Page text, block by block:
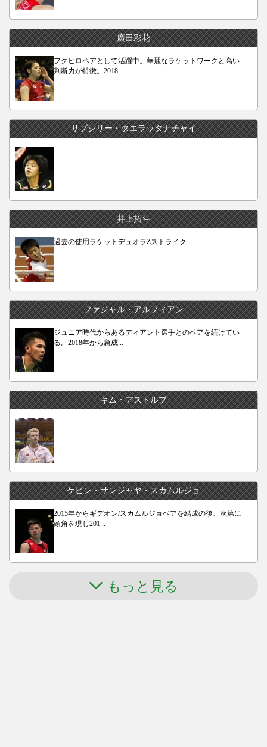
廣田彩花
フクヒロペアとして活躍中。華麗なラケットワークと高い
判断力が特徴。2018...
サプシリー・タエラッタナチャイ
井上拓斗
過去の使用ラケットデュオラZストライク...
ファジャル・アルフィアン
ジュニア時代からあるディアント選手とのペアを続けてい
る。2018年から急成...
キム・アストルプ
ケビン・サンジャヤ・スカムルジョ
2015年からギデオン/スカムルジョペアを結成の後、次第に
頭角を現し201...
もっと見る